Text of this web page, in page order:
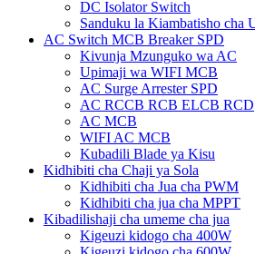
DC Isolator Switch
Sanduku la Kiambatisho cha
AC Switch MCB Breaker SPD
Kivunja Mzunguko wa AC
Upimaji wa WIFI MCB
AC Surge Arrester SPD
AC RCCB RCB ELCB RCD
AC MCB
WIFI AC MCB
Kubadili Blade ya Kisu
Kidhibiti cha Chaji ya Sola
Kidhibiti cha Jua cha PWM
Kidhibiti cha jua cha MPPT
Kibadilishaji cha umeme cha jua
Kigeuzi kidogo cha 400W